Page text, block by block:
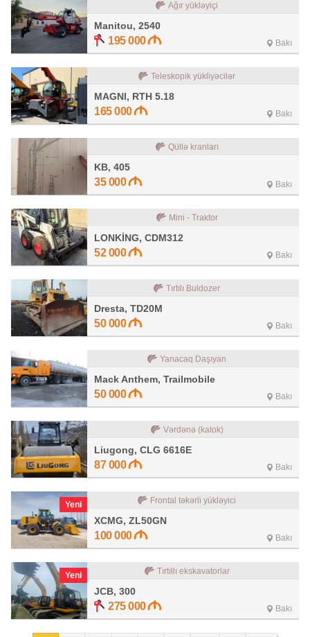
Ağır yükləyiçi
Manitou, 2540
195 000 Bakı
Teleskopik yükliyəcilər
MAGNI, RTH 5.18
165 000 Bakı
Qüllə kranları
KB, 405
35 000 Bakı
Mini - Traktor
LONKİNG, CDM312
52 000 Bakı
Tırtılı Buldozer
Dresta, TD20M
50 000 Bakı
Yanacaq Daşıyan
Mack Anthem, Trailmobile
50 000 Bakı
Vərdənə (katok)
Liugong, CLG 6616E
87 000 Bakı
Yeni Frontal təkərli yükləyici
XCMG, ZL50GN
100 000 Bakı
Yeni Tırtıllı ekskavatorlar
JCB, 300
275 000 Bakı